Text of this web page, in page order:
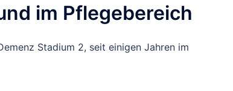
im Pflegebereich
Stadium 2, seit einigen Jahren im